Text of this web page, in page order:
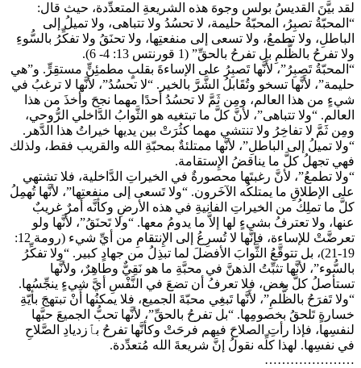
لقد بيَّنَ القديسُ بولس وجوهَ هذه الشريعةِ المتعدِّدة، حيث قال:
“المحبّةُ تصبِرُ، المحبّةُ حليمة، لا تحسُدُ ولا تتباهى، ولا تميلُ إلى
الباطلِ، ولا تطمعُ، ولا تسعى إلى منفعتِها، ولا تحنَقُ ولا تفكِّرُ بالسُّوءِ
ولا تفرحُ بالظُّلمِ بل تفرحُ بالحقِّ” (1 قورنتس 13: 4- 6).
“المحبّةُ تَصبِرُ”، لأَنَّها تَصبِرُ على الإساءةَ بقلبٍ مطمئِنٍّ مستقِرٍّ. و”هي
حليمة”، لأَنَّها تسخو وتُقَابلُ الشَّرَّ بالخير. “لا تحسُدُ”، لأنَّها لا ترغبُ في
شيءٍ من هذا العالم، ومِن ثَمَّ لا تحسُدُ أحدًا مهما نجحَ وأخذَ من هذا
العالم. “ولا تتباهى”، لأنَّ كلَّ ما تبتغيه هو الثَّوابُ الدَّاخلي الرُّوحي،
ومِن ثَمَّ لا تفاخِرُ ولا تنتشي مهما كثُرَتْ بين يديها خيراتُ هذا الدَّهر.
“ولا تميلُ إلى الباطلِ”، لأنَّها ممتلئةٌ بمحبّةِ الله والقريب فقط، ولذلك
فهي تجهلُ كلَّ ما يناقضُ الإِستقامة.
“ولا تطمعُ”، لأنَّ رغبتَها محصورةٌ في الخيراتِ الدَّاخلية، فلا تشتهي
على الإطلاقِ ما يمتلكُه الآخَرون. “ولا تَسعى إلى منفعتِها”، لأنَّها تُهمِلُ
كلَّ ما تملِكُ من الخيراتِ الفانيةِ في هذه الأرضِ وكأنَّه أمرٌ غريبٌ
عنها، ولا تعترفُ بشيءٍ لها إلاَّ ما يدومُ معها. “ولا تَحنَقُ”، لأنَّها ولو
تعرضَّتْ للإساءة، فإنَّها لا تُسرِعُ إلى الإِنتقامِ من أيِّ شيء (رومة 12:
19-21)، بل تتوقَّعُ الثَّوابَ الأفضلَ لما تبذِلُ من جهادٍ كبير. “ولا تفكِّرُ
بالسُّوء”، لأنَّها تثبِّتُ الذهنَّ في محبَّةِ ما هو نَقِيٌّ وطاهِرٌ، ولأنَّها
تستأصلُ كلَّ بغض، فلا تعرفُ أن تضعَ في النَّفْسِ أيَّ شيءٍ ينجِّسُها.
“ولا تَفرَحُ بالظُّلمِ”، لأَنَّها تَبغِي محبّةَ الجميع، فلا يمكنُها أَنْ تبتهجَ بأيّةِ
خسارةٍ تَلحقُ بخصومِها. “بل تفرحُ بالحقِّ”، لأنَّها تحبُّ الجميعَ حبَّها
لنفسِها، فإذا رأتِ الصلاحَ فيهم فرحَتْ وكأنَّها تفرحُ بٱزديادِ الصَّلاحِ
في نفسِها. لهذا كلِّه نقولُ إنَّ شريعةَ الله مُتعدِّدة.
…………………